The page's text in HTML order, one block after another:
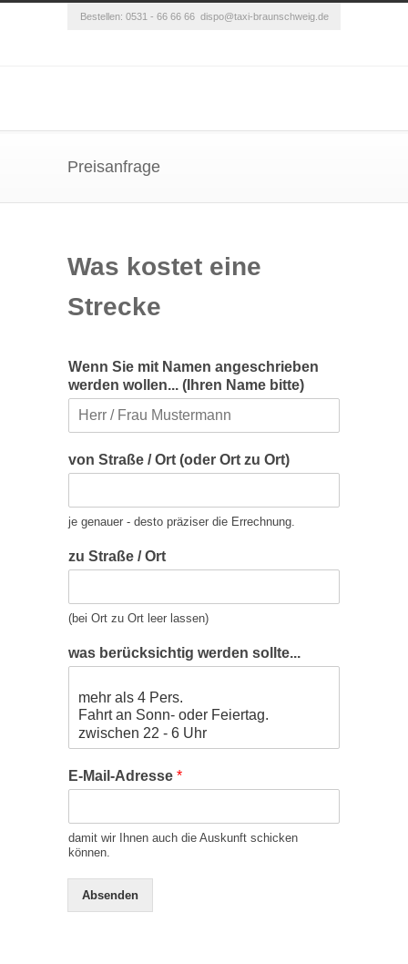
Bestellen: 0531 - 66 66 66 dispo@taxi-braunschweig.de
Preisanfrage
Was kostet eine
Strecke
Wenn Sie mit Namen angeschrieben
werden wollen... (Ihren Name bitte)
von Straße / Ort (oder Ort zu Ort)
je genauer - desto präziser die Errechnung.
zu Straße / Ort
(bei Ort zu Ort leer lassen)
o
u
b
i
t
e
was berücksichtig werden sollte...
E-Mail-Adresse *
damit wir Ihnen auch die Auskunft schicken
können.
Absenden